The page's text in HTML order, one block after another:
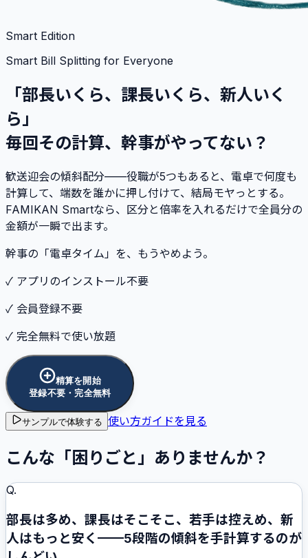
Smart Edition
Smart Bill Splitting for Everyone
「部長いくら、課長いくら、新人いく
ら」
毎回その計算、幹事がやってない？
歓送迎会の傾斜配分——役職が5つもあると、電卓で何度も
計算して、端数を誰かに押し付けて、結局モヤっとする。
FAMIKAN Smartなら、区分と倍率を入れるだけで全員分の
金額が一瞬で出ます。
幹事の「電卓タイム」を、もうやめよう。
✓ アプリのインストール不要
✓ 会員登録不要
✓ 完全無料で使い放題
精算を開始
登録不要・完全無料
サンプルで体験する 使い方ガイドを見る
こんな「困りごと」ありませんか？
Q.
部長は多め、課長はそこそこ、若手は控えめ、新
人はもっと安く——5段階の傾斜を手計算するのが